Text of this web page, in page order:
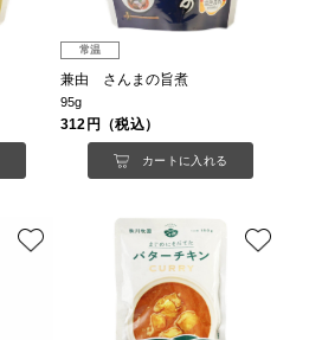
常温
兼由 さんまの旨煮
95g
312円（税込）
カートに入れる